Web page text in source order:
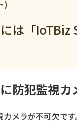
)
は「IoTBiz
防犯監視
メラが不可欠で